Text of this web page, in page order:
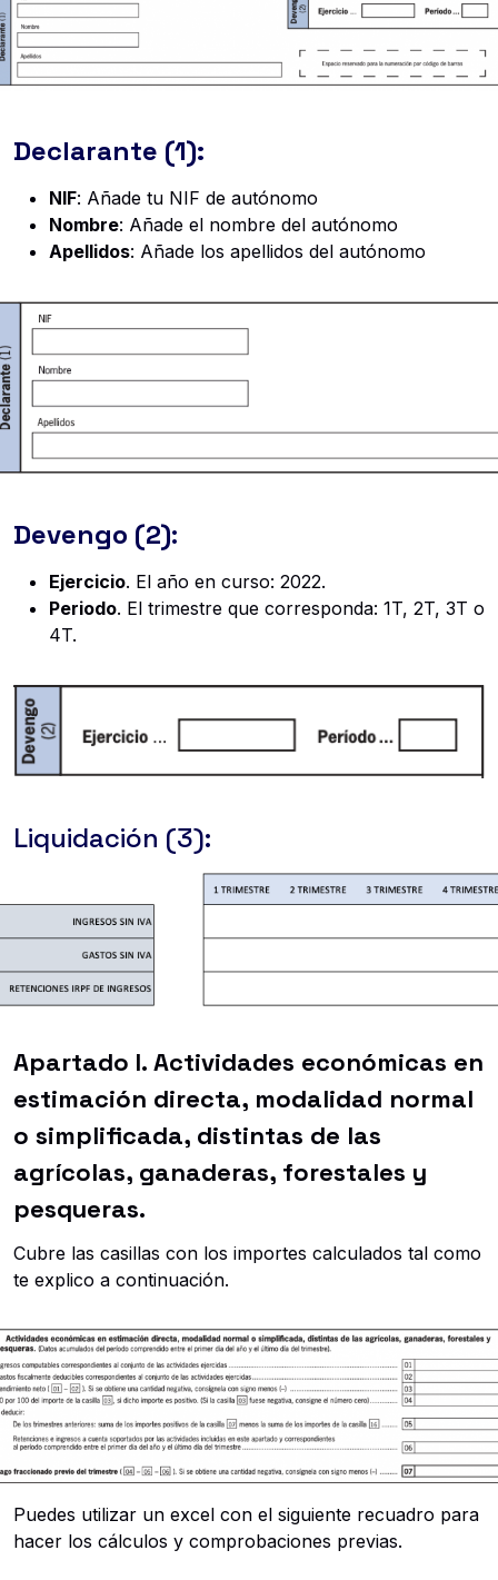
Declarante (1):
NIF: Añade tu NIF de autónomo
Nombre: Añade el nombre del autónomo
Apellidos: Añade los apellidos del autónomo
Devengo (2):
Ejercicio. El año en curso: 2022.
Periodo. El trimestre que corresponda: 1T, 2T, 3T o
4T.
Liquidación (3):
Apartado I. Actividades económicas en
estimación directa, modalidad normal
o simplificada, distintas de las
agrícolas, ganaderas, forestales y
pesqueras.
Cubre las casillas con los importes calculados tal como
te explico a continuación.
Puedes utilizar un excel con el siguiente recuadro para
hacer los cálculos y comprobaciones previas.